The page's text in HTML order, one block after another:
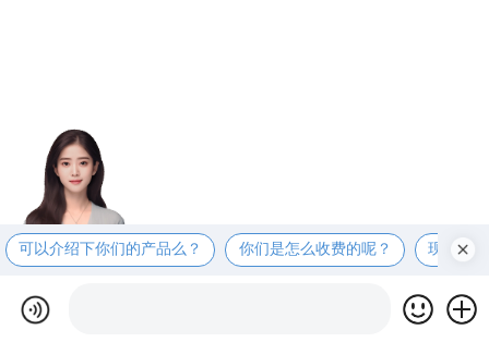
可以介绍下你们的产品么？ 你们是怎么收费的呢？ 现在有